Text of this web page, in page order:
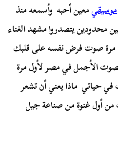
موسيقيمعين أحبه وأسمعه منذ
محدودين يتصدروا مشهد الغناء
مرة صوت فرض نفسه على قلبك
الأجمل في مصر لأول مرة
حياتي ماذا يعني أن تشعر
من أول غنوة من صناعة جيل